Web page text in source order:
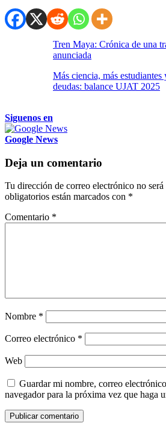
Tren Maya: Crónica de una
anunciada
Más ciencia, más estudiantes
deudas: balance UJAT 2025
Siguenos en
Google News
Deja un comentario
Tu dirección de correo electrónico no será
obligatorios están marcados con *
Comentario *
Nombre *
Correo electrónico *
Web
Guardar mi nombre, correo
navegador para la próxima vez que haga